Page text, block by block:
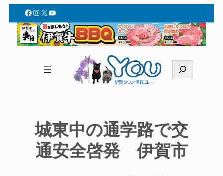
Facebook
Instagram
X YouTube
索
城東中の通学路で交
通安全啓発 伊賀市